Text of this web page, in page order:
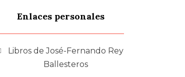
Enlaces personales
Libros de José-Fernando Rey
Ballesteros